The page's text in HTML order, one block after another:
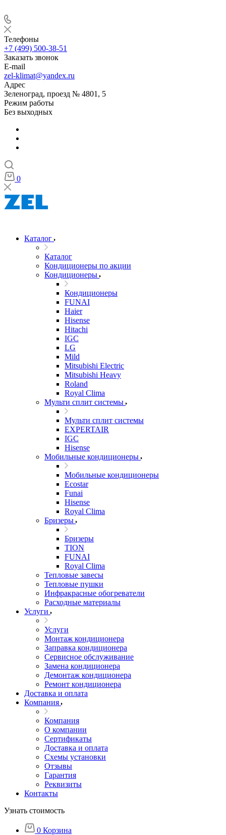
Телефоны
+7 (499) 500-38-51
Заказать звонок
E-mail
zel-klimat@yandex.ru
Адрес
Зеленоград, проезд № 4801, 5
Режим работы
Без выходных
0
Каталог
Каталог
Кондиционеры по акции
Кондиционеры
Кондиционеры
FUNAI
Haier
Hisense
Hitachi
IGC
LG
Mild
Mitsubishi Electric
Mitsubishi Heavy
Roland
Royal Clima
Мульти сплит системы
Мульти сплит системы
EXPERTAIR
IGC
Hisense
Мобильные кондиционеры
Мобильные кондиционеры
Ecostar
Funai
Hisense
Royal Clima
Бризеры
Бризеры
TION
FUNAI
Royal Clima
Тепловые завесы
Тепловые пушки
Инфракрасные обогреватели
Расходные материалы
Услуги
Услуги
Монтаж кондиционера
Заправка кондиционера
Сервисное обслуживание
Замена кондиционера
Демонтаж кондиционера
Ремонт кондиционера
Доставка и оплата
Компания
Компания
О компании
Сертификаты
Доставка и оплата
Схемы установки
Отзывы
Гарантия
Реквизиты
Контакты
Узнать стоимость
0 Корзина